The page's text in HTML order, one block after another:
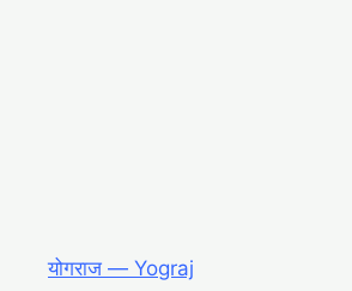
योगराज ― Yograj